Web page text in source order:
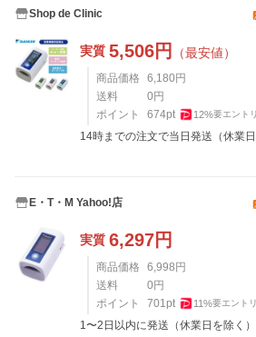
Shop de Clinic
実質 5,506円 （最安値）
商品価格 6,180 円
送料
0 円
ポイント
674pt 12%要エント
14時までの注文で当日発送（休業日
E・T・M Yahoo!店
実質 6,297円
商品価格 6,998 円
送料
0 円
ポイント
701pt 11%要エント
1〜2日以内に発送（休業日を除く）